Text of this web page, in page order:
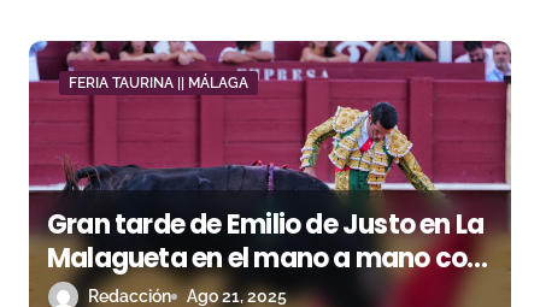
r
a
d
a
s
FERIA TAURINA || MÁLAGA
Gran tarde de Emilio de Justo en La
Malagueta en el mano a mano con
FortesRedacción Ago 21, 2025